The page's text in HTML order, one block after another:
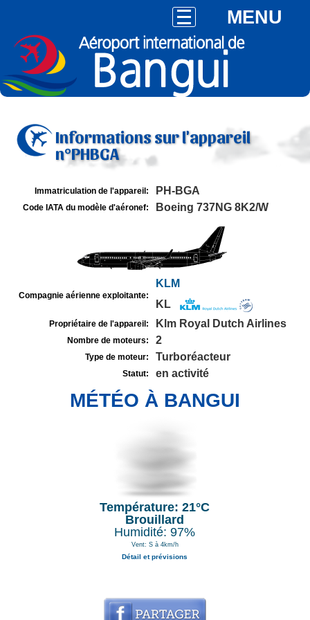
MENU
Informations sur l'appareil
n°PHBGA
Immatriculation de l'appareil: PH-BGA
Code IATA du modèle d'aéronef: Boeing 737NG 8K2/W
Compagnie aérienne exploitante:
KLM
KL
Propriétaire de l'appareil: Klm Royal Dutch Airlines
Nombre de moteurs: 2
Type de moteur: Turboréacteur
Statut: en activité
MÉTÉO À BANGUI
Température: 21°C
Brouillard
Humidité: 97%
Vent: S à 4km/h
Détail et prévisions